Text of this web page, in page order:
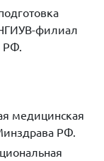
филиал
медицинская
РФ.